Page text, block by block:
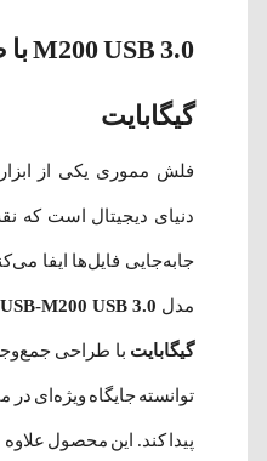
گیگابایت
فلش مموری یکی از
دنیای دیجیتال است که
جابه‌جایی فایل‌ها ایفا
مدل
گیگابایت با طراحی
توانسته جایگاه ویژه‌ای در
پیدا کند. این محصول